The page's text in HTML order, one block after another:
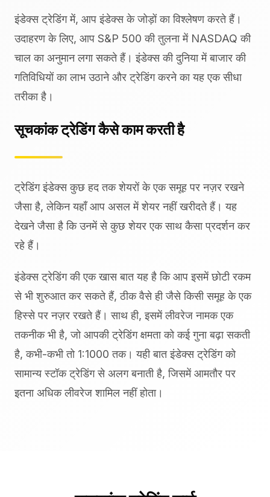
इंडेक्स ट्रेडिंग में, आप इंडेक्स के जोड़ों का विश्लेषण करते हैं।
उदाहरण के लिए, आप S&P 500 की तुलना में NASDAQ की
चाल का अनुमान लगा सकते हैं। इंडेक्स की दुनिया में बाजार की
गतिविधियों का लाभ उठाने और ट्रेडिंग करने का यह एक सीधा
तरीका है।
सूचकांक ट्रेडिंग कैसे काम करती है
ट्रेडिंग इंडेक्स कुछ हद तक शेयरों के एक समूह पर नज़र रखने
जैसा है, लेकिन यहाँ आप असल में शेयर नहीं खरीदते हैं। यह
देखने जैसा है कि उनमें से कुछ शेयर एक साथ कैसा प्रदर्शन कर
रहे हैं।
इंडेक्स ट्रेडिंग की एक खास बात यह है कि आप इसमें छोटी रकम
से भी शुरुआत कर सकते हैं, ठीक वैसे ही जैसे किसी समूह के एक
हिस्से पर नज़र रखते हैं। साथ ही, इसमें लीवरेज नामक एक
तकनीक भी है, जो आपकी ट्रेडिंग क्षमता को कई गुना बढ़ा सकती
है, कभी-कभी तो 1:1000 तक। यही बात इंडेक्स ट्रेडिंग को
सामान्य स्टॉक ट्रेडिंग से अलग बनाती है, जिसमें आमतौर पर
इतना अधिक लीवरेज शामिल नहीं होता।